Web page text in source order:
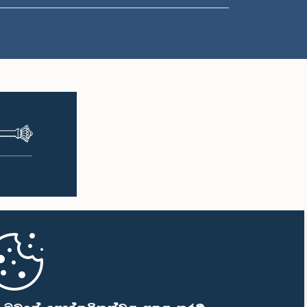
ප.ව. 2:48 - ප.ව. 2:53